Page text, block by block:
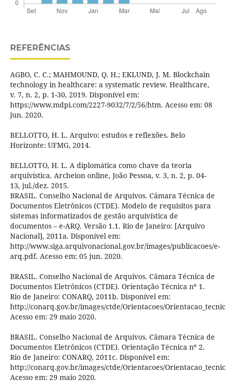
REFERÊNCIAS
AGBO, C. C.; MAHMOUND, Q. H.; EKLUND, J. M. Blockchain
technology in healthcare: a systematic review. Healthcare,
v. 7, n. 2, p. 1-30, 2019. Disponível em:
https://www.mdpi.com/2227-9032/7/2/56/htm. Acesso em: 08
jun. 2020.
BELLOTTO, H. L. Arquivo: estudos e reflexões. Belo
Horizonte: UFMG, 2014.
BELLOTTO, H. L. A diplomática como chave da teoria
arquivística. Archeion online, João Pessoa, v. 3, n. 2, p. 04-
13, jul./dez. 2015.
BRASIL. Conselho Nacional de Arquivos. Câmara Técnica de
Documentos Eletrônicos (CTDE). Modelo de requisitos para
sistemas informatizados de gestão arquivística de
documentos – e-ARQ. Versão 1.1. Rio de Janeiro: [Arquivo
Nacional], 2011a. Disponível em:
http://www.siga.arquivonacional.gov.br/images/publicacoes/e-
arq.pdf. Acesso em: 05 jun. 2020.
BRASIL. Conselho Nacional de Arquivos. Câmara Técnica de
Documentos Eletrônicos (CTDE). Orientação Técnica nº 1.
Rio de Janeiro: CONARQ, 2011b. Disponível em:
http://conarq.gov.br/images/ctde/Orientacoes/
Acesso em: 29 maio 2020.
BRASIL. Conselho Nacional de Arquivos. Câmara Técnica de
Documentos Eletrônicos (CTDE). Orientação Técnica nº 2.
Rio de Janeiro: CONARQ, 2011c. Disponível em:
http://conarq.gov.br/images/ctde/Orientacoes/
Acesso em: 29 maio 2020.